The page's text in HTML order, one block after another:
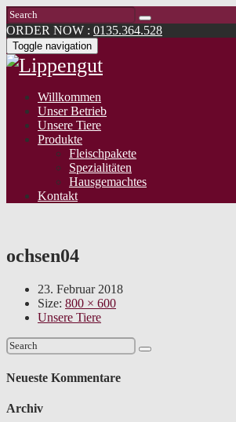
ORDER NOW : 0135.364.528
Toggle navigation
Willkommen
Unser Betrieb
Unsere Tiere
Produkte
Fleischpakete
Spezialitäten
Hausgemachtes
Kontakt
ochsen04
23. Februar 2018
Size: 800 × 600
Unsere Tiere
Neueste Kommentare
Archiv